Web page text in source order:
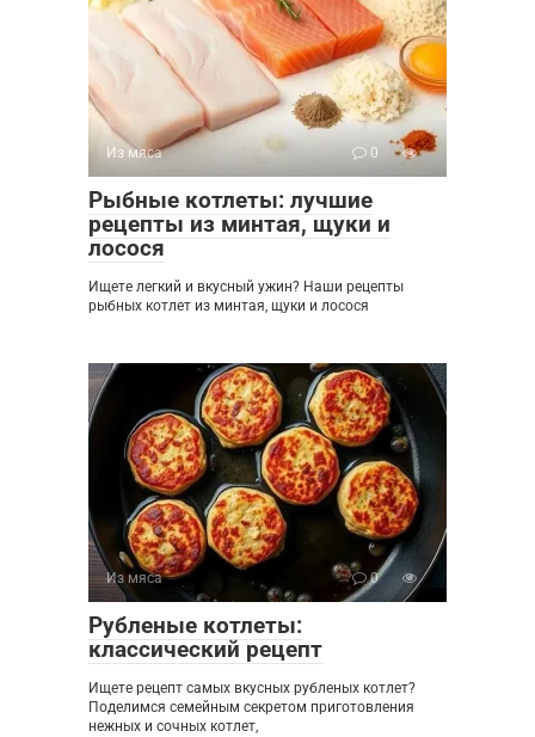
Из мяса 0
Рыбные котлеты: лучшие
рецепты из минтая, щуки и
лосося
Ищете легкий и вкусный ужин? Наши рецепты
рыбных котлет из минтая, щуки и лосося
Из мяса 0
Рубленые котлеты:
классический рецепт
Ищете рецепт самых вкусных рубленых котлет?
Поделимся семейным секретом приготовления
нежных и сочных котлет,